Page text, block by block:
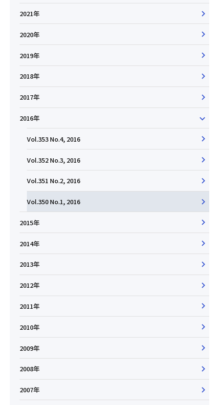
2021年
2020年
2019年
2018年
2017年
2016年
Vol.353 No.4, 2016
Vol.352 No.3, 2016
Vol.351 No.2, 2016
Vol.350 No.1, 2016
2015年
2014年
2013年
2012年
2011年
2010年
2009年
2008年
2007年